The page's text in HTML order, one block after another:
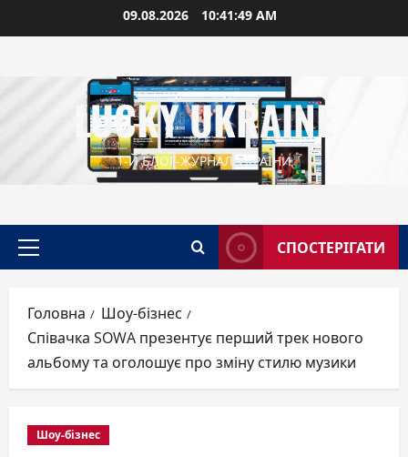
до
09.08.2026 10:41:50 AM
LUCKY UKRAINE
1-Й БЛОГ-ЖУРНАЛ УКРАЇНИ
Головне
СПОСТЕРІГАТИ
Головна
Шоу-бізнес
Співачка SOWA презентує перший трек нового
альбому та оголошує про зміну стилю музики
Шоу-бізнес